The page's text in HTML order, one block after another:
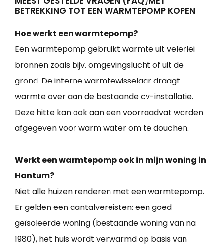
BETREKKING TOT EEN WARMTEPOMP KOPEN
Hoe werkt een warmtepomp?
Een warmtepomp gebruikt warmte uit velerlei
bronnen zoals bijv. omgevingslucht of uit de
grond. De interne warmtewisselaar draagt
warmte over aan de bestaande cv-installatie.
Deze hitte kan ook aan een voorraadvat worden
afgegeven voor warm water om te douchen.
Werkt een warmtepomp ook in mijn woning in
Hantum?
Niet alle huizen renderen met een warmtepomp.
Er gelden een aantalvereisten: een goed
geïsoleerde woning (bestaande woning van na
1980), het huis wordt verwarmd op basis van